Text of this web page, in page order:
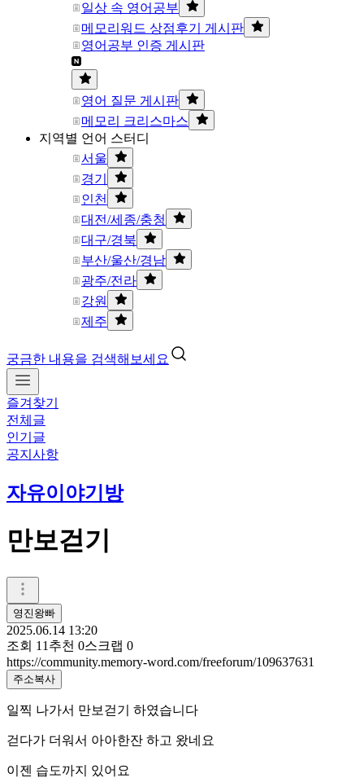
일상 속 영어공부
메모리워드 상점후기 게시판
영어공부 인증 게시판
영어 질문 게시판
메모리 크리스마스
지역별 언어 스터디
서울
경기
인천
대전/세종/충청
대구/경북
부산/울산/경남
광주/전라
강원
제주
궁금한 내용을 검색해보세요
즐겨찾기
전체글
인기글
공지사항
자유이야기방
만보걷기
영진왕빠
2025.06.14 13:20
조회 11 추천 0스크랩 0
https://community.memory-word.com/freeforum/109637631
주소복사
일찍 나가서 만보걷기 하였습니다
걷다가 더워서 아아한잔 하고 왔네요
이젠 습도까지 있어요